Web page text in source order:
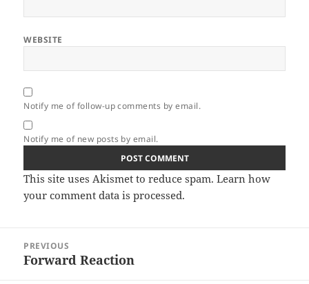
WEBSITE
Notify me of follow-up comments by email.
Notify me of new posts by email.
This site uses Akismet to reduce spam.Learn how
your comment data is processed.
navigation
PREVIOUS
Previous
Forward Reaction